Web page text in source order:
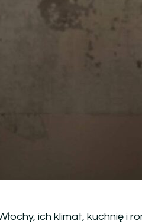
ich klimat, kuchnię i